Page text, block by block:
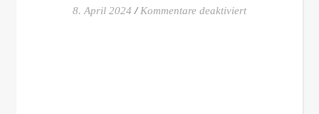
8. April 2024 / Kommentare deaktiviertfür Osterfeuer